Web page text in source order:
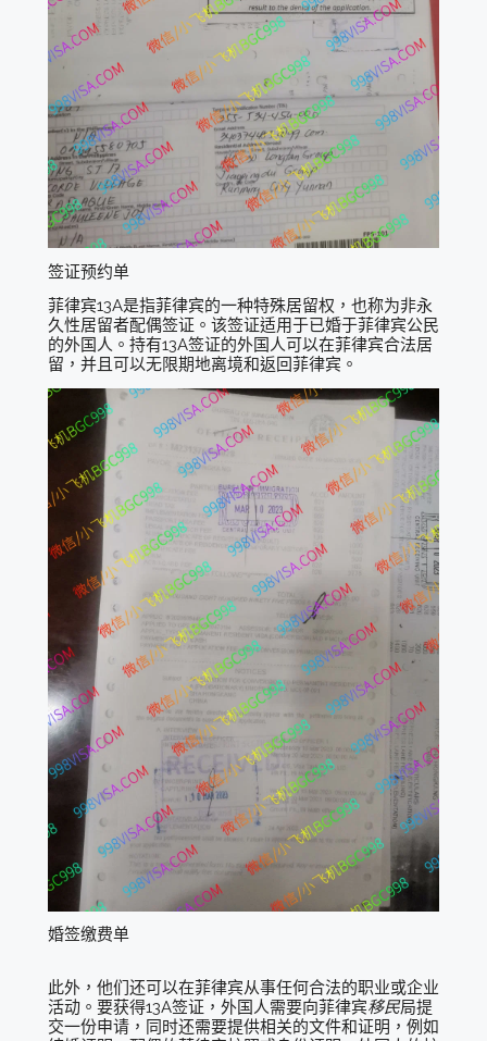
签证预约单
菲律宾13A是指菲律宾的一种特殊居留权，也称为非永
久性居留者配偶签证。该签证适用于已婚于菲律宾公民
的外国人。持有13A签证的外国人可以在菲律宾合法居
留，并且可以无限期地离境和返回菲律宾。
婚签缴费单
此外，他们还可以在菲律宾从事任何合法的职业或企业
活动。要获得13A签证，外国人需要向菲律宾移民局提
交一份申请，同时还需要提供相关的文件和证明，例如